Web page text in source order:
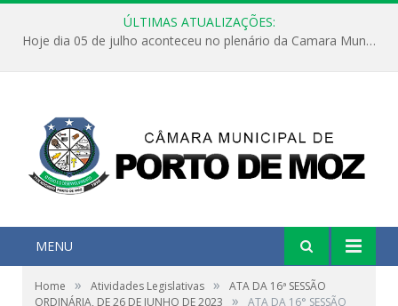
ÚLTIMAS ATUALIZAÇÕES:
Hoje dia 05 de julho aconteceu no plenário da Camara Municipal de Porto de Moz a Sessão Solene de Abertura dos Trabalhos Legislativos 2º Período da 23ª Legislatura
MENU
Home » Atividades Legislativas »
ATA DA 16ª SESSÃO
ORDINÁRIA, DE 26 DE JUNHO DE 2023
»
ATA DA 16° SESSÃO